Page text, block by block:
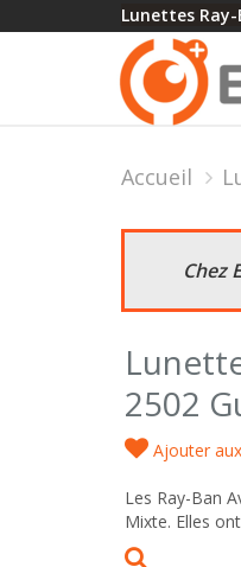
Lunettes Ray-
Accueil
Chez
2502
Ajouter
Les Ray-Ban
Mixte. Elles